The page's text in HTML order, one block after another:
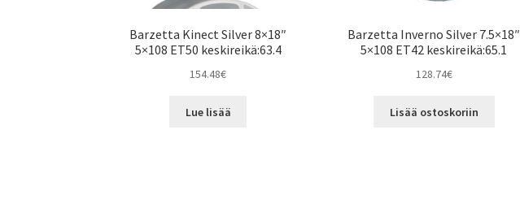
Barzetta Kinect Silver 8×18″
5×108 ET50 keskireikä:63.4
154.48€
Lue lisää
Barzetta Inverno Silver 7.5×18″
5×108 ET42 keskireikä:65.1
128.74€
Lisää ostoskoriin